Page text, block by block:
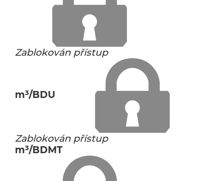
Zablokován přístup
m³/BDU
Zablokován přístup
m³/BDMT